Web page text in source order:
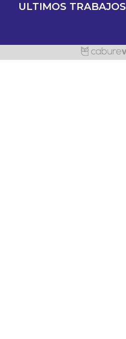
ULTIMOS TRABAJOS